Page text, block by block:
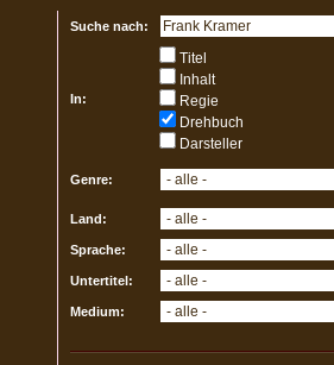
Suche nach:
In:
Titel
Inhalt
Regie
Drehbuch
Darsteller
Genre:
Land:
Sprache:
Untertitel:
Medium: